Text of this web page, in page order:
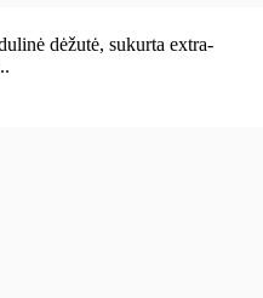
dėžutė, sukurta extra-